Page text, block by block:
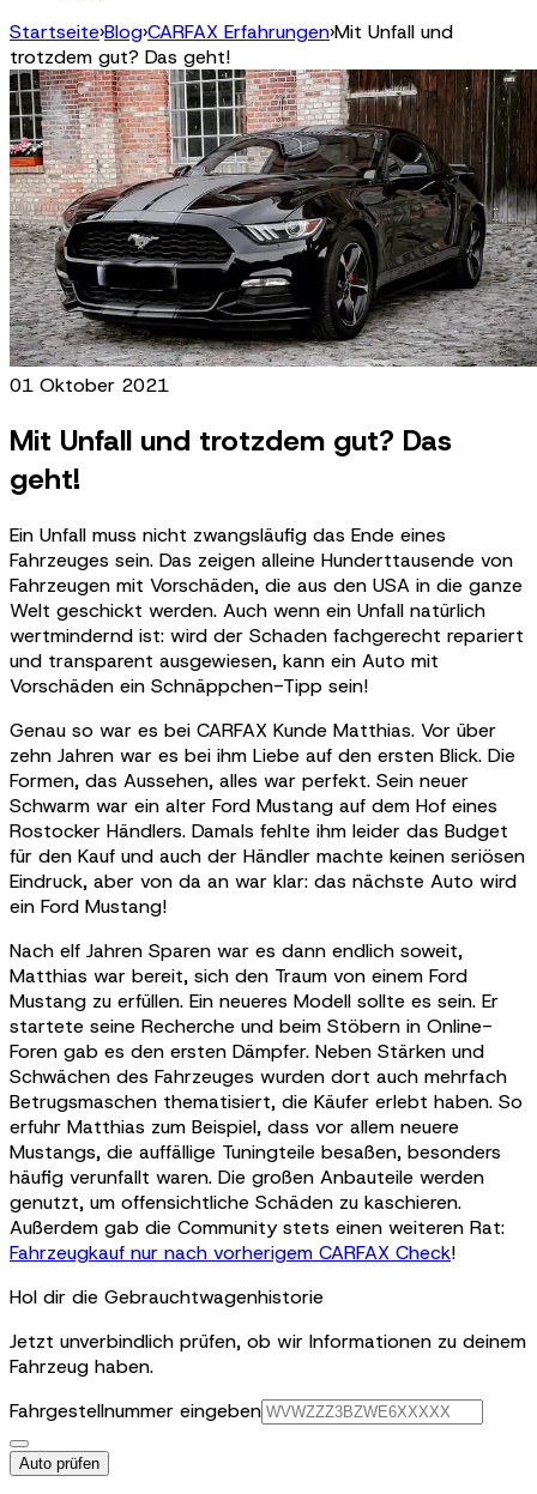
Startseite›Blog›CARFAX Erfahrungen›Mit Unfall und
trotzdem gut? Das geht!
01 Oktober 2021
Mit Unfall und trotzdem gut? Das
geht!
Ein Unfall muss nicht zwangsläufig das Ende eines
Fahrzeuges sein. Das zeigen alleine Hunderttausende von
Fahrzeugen mit Vorschäden, die aus den USA in die ganze
Welt geschickt werden. Auch wenn ein Unfall natürlich
wertmindernd ist: wird der Schaden fachgerecht repariert
und transparent ausgewiesen, kann ein Auto mit
Vorschäden ein Schnäppchen-Tipp sein!
Genau so war es bei CARFAX Kunde Matthias. Vor über
zehn Jahren war es bei ihm Liebe auf den ersten Blick. Die
Formen, das Aussehen, alles war perfekt. Sein neuer
Schwarm war ein alter Ford Mustang auf dem Hof eines
Rostocker Händlers. Damals fehlte ihm leider das Budget
für den Kauf und auch der Händler machte keinen seriösen
Eindruck, aber von da an war klar: das nächste Auto wird
ein Ford Mustang!
Nach elf Jahren Sparen war es dann endlich soweit,
Matthias war bereit, sich den Traum von einem Ford
Mustang zu erfüllen. Ein neueres Modell sollte es sein. Er
startete seine Recherche und beim Stöbern in Online-
Foren gab es den ersten Dämpfer. Neben Stärken und
Schwächen des Fahrzeuges wurden dort auch mehrfach
Betrugsmaschen thematisiert, die Käufer erlebt haben. So
erfuhr Matthias zum Beispiel, dass vor allem neuere
Mustangs, die auffällige Tuningteile besaßen, besonders
häufig verunfallt waren. Die großen Anbauteile werden
genutzt, um offensichtliche Schäden zu kaschieren.
Außerdem gab die Community stets einen weiteren Rat:
Fahrzeugkauf nur nach vorherigem CARFAX Check!
Hol dir die Gebrauchtwagenhistorie
Jetzt unverbindlich prüfen, ob wir Informationen zu deinem
Fahrzeug haben.
Fahrgestellnummer eingeben
Auto prüfen